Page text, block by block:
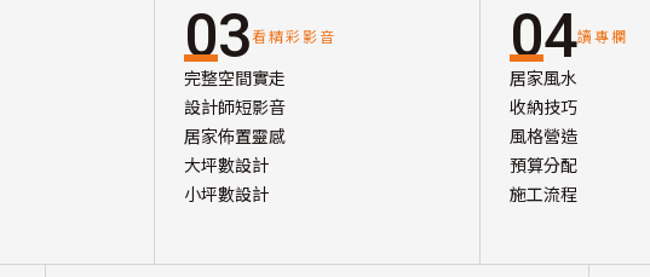
03看精彩影音
完整空間實走
設計師短影音
居家佈置靈感
大坪數設計
小坪數設計
04讀專欄
居家風水
收納技巧
風格營造
預算分配
施工流程